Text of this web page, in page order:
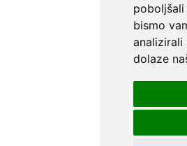
bismo
dolaze